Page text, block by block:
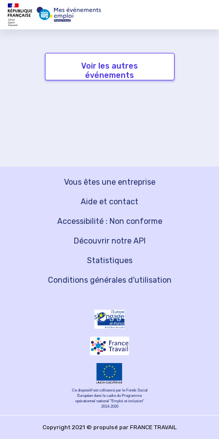
Voir les autres
événements
Vous êtes une entreprise
Découvrir notre API
Aide et contact
Statistiques
Accessibilité : Non conforme
Conditions générales d'utilisation
Ce dispositif est cofinancé par le Fonds Social
Européen dans le cadre du Programme
opérationnel national "Emploi et inclusion"
2014-2020
Copyright 2021 © propulsé par FRANCE TRAVAIL